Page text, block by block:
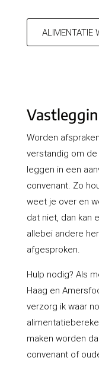
ALIMENTATIE
Worden
verstandig om
leggen in een
convenant. Zo
weet je over en
dat niet, dan kan
allebei andere
afgesproken.
Hulp nodig? Als
Haag en
verzorg ik waar
maken worden
convenant of